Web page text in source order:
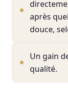
après
douce,
Un gain
qualité.